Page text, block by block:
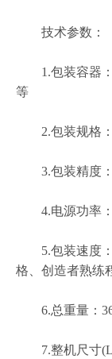
技术参数：
1.包装容器：
等
2.包装规格：
3.包装精度：
4.电源功率：
5.包装速度：
格、创造者熟练
6.总重量：
7.整机尺寸